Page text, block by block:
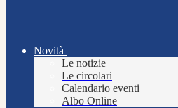
Novità
Le notizie
Le circolari
Calendario eventi
Albo Online